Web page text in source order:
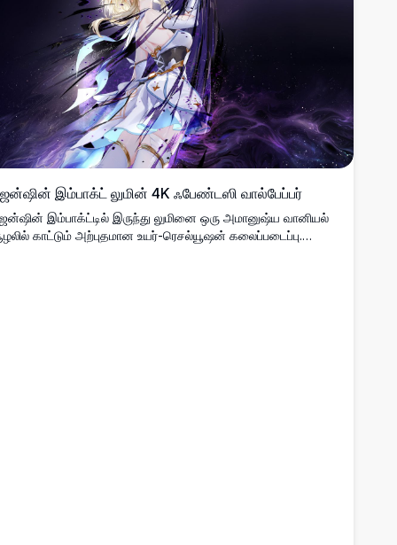
இம்பாக்ட் லுமின் 4K ஃபேண்டஸி வால்பேப்பர்
இம்பாக்ட்டில் இருந்து லுமினை ஒரு அமானுஷ்ய வானியல்
காட்டும் அற்புதமான உயர்-ரெசல்யூஷன் கலைப்படைப்பு.